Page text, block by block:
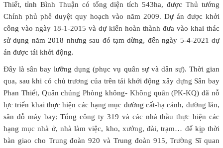
Thiết, tỉnh Bình Thuận có tổng diện tích 543ha, được Thủ tướng
Chính phủ phê duyệt quy hoạch vào năm 2009. Dự án được khởi
công vào ngày 18-1-2015 và dự kiến hoàn thành đưa vào khai thác
sử dụng năm 2018 nhưng sau đó tạm dừng, đến ngày 5-4-2021 dự
án được tái khởi động.
Đây là sân bay lưỡng dụng (phục vụ quân sự và dân sự). Thời gian
qua, sau khi có chủ trương của trên tái khởi động xây dựng Sân bay
Phan Thiết, Quân chủng Phòng không- Không quân (PK-KQ) đã nỗ
lực triển khai thực hiện các hạng mục đường cất-hạ cánh, đường lăn,
sân đỗ máy bay; Tổng công ty 319 và các nhà thầu thực hiện các
hạng mục nhà ở, nhà làm việc, kho, xưởng, đài, trạm… để kịp thời
bàn giao cho Trung đoàn 920 và Trung đoàn 915, Trường Sĩ quan